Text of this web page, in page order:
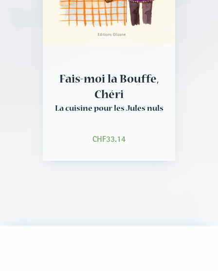
Fais-moi la Bouffe,
Chéri
La cuisine pour les Jules nuls
CHF33.14